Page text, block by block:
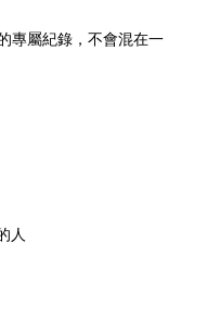
專屬紀錄，不會混在一
人